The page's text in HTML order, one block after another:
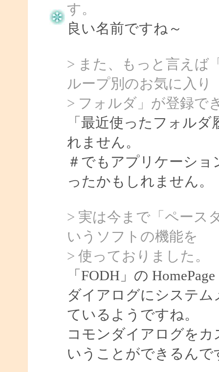
す。
良い名前ですね～
> また、もっと言えば
ループ別のお気に入り
> フォルダ」が登録で
「最近使ったフォル
れません。
＃でもアプリケーシ
ったかもしれません。
> 実は今まで「ペース
いうソフトの機能を
> 使っておりました。
「FODH」の
ダイアログにシステ
ているようですね。
コモンダイアログを
いうことができるんで